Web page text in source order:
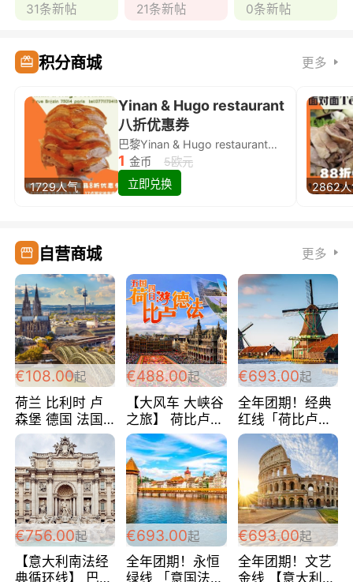
31条新帖 21条新帖 0条新帖
积分商城 更多
1729人气
Yinan & Hugo restaurant
八折优惠券
巴黎Yinan & Hugo restaurant除简餐类全场8折
1 金币
5欧元
立即兑换
2862
自营商城 更多
€108.00起
荷兰 比利时 卢
森堡 德国 法国
超爽玩遍西欧 循
环线 全程四星宾
馆 108欧/人/天
€488.00起
【大风车 大峡谷
之旅】 荷比卢德
法 巴黎上下 经
典五国四日游
488欧/人
€693.00起
全年团期！经典
红线「荷比卢德
法」七天循环 五
国 仅售99欧/人/
天！巴黎上下！
包拼房~
€756.00起
【意大利南法经
典循环线】 巴黎
€693.00起
全年团期！永恒
绿线 「意国法
€693.00起
全年团期！文艺
金线 【意大利一